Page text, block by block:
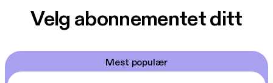
Velg abonnementet ditt
Mest populær